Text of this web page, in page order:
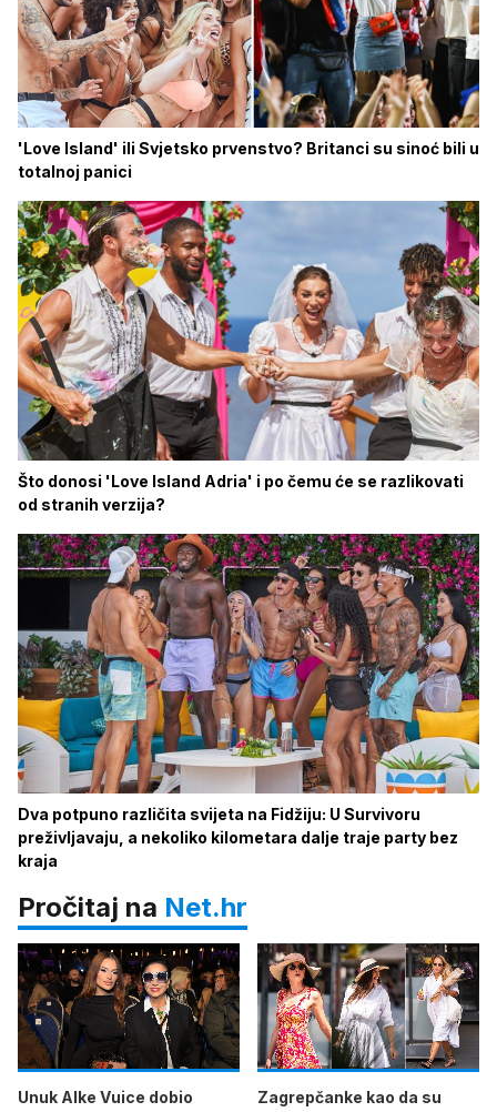
'Love Island' ili Svjetsko prvenstvo? Britanci su sinoć bili u
totalnoj panici
Što donosi 'Love Island Adria' i po čemu će se razlikovati
od stranih verzija?
Dva potpuno različita svijeta na Fidžiju: U Survivoru
preživljavaju, a nekoliko kilometara dalje traje party bez
kraja
Pročitaj na Net.hr
Unuk Alke Vuice dobio
Zagrepčanke kao da su